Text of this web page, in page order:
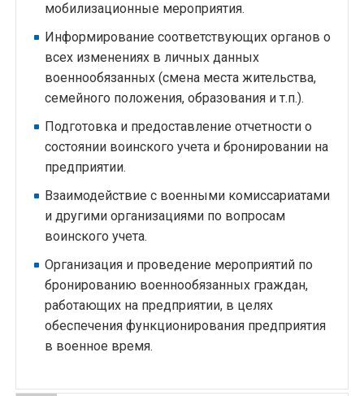
мобилизационные мероприятия.
Информирование соответствующих органов о
всех изменениях в личных данных
военнообязанных (смена места жительства,
семейного положения, образования и т.п.).
Подготовка и предоставление отчетности о
состоянии воинского учета и бронировании на
предприятии.
Взаимодействие с военными комиссариатами
и другими организациями по вопросам
воинского учета.
Организация и проведение мероприятий по
бронированию военнообязанных граждан,
работающих на предприятии, в целях
обеспечения функционирования предприятия
в военное время.